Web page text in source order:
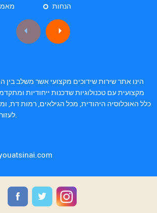
הנחות
הינו אתר שירות שידוכים מקצועי אשר משלב בין
מקצועית עם טכנולוגיות שדכנות ייחודיות
כלל האוכלוסיה היהודית, מכל הגילאים, רמות דת,
לעזור להם למצוא את זיווגם.